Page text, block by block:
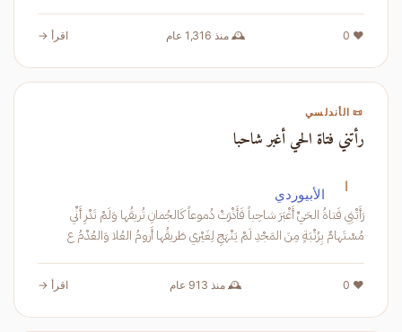
❤️ 0 🕰️ منذ 1,316 عام اقرأ →
📜 الأندلسي
رأتني فتاة الحي أغبر شاحبا
ا الأبيوردي
رَأَتْنِي فَتاةُ الحَيِّ أَغْبَرَ شاحِباً فَأَذْرَتْ دُموعاً كَالجُمانِ تُريقُها وَلَمْ تَدْرِ أَنِّي
مُسْتَهامٌ بِرُتْبَةٍ مِنَ المَجْدِ لَمْ يَنْهَجِ لِغَيْري طَريقُها أَرومُ العُلا وَالعُدْمُ ع
❤️ 0 🕰️ منذ 913 عام اقرأ →